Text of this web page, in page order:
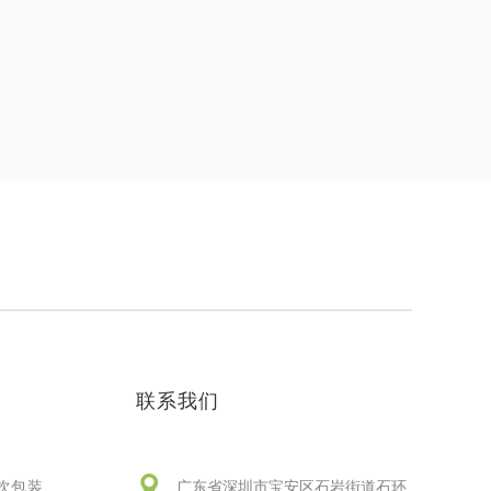
包装
联系我们
广东省深圳市宝安区石岩街道石环